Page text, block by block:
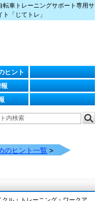
転車トレーニングサポート専用サ
ト「じてトレ」
ヒント
のヒント一覧 >